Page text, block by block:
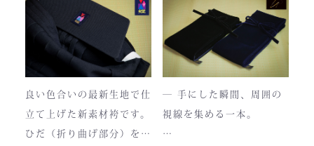
使い込むほどに色は落ち着
き、
あなただけの一着へと育っ
ていきます。
藍が変化していく時間ご
と、お楽しみください。
職人が数えるほどしかいな
い今、
この袴は、一針一針に魂を
込めて仕立てられた 日本
最高峰の逸品 です。
製作の地は、火の国・熊
良い色合いの最新生地で仕
立て上げた新素材袴です。
ひだ（折り曲げ部分）を縫
― 手にした瞬間、周囲の
視線を集める一本。